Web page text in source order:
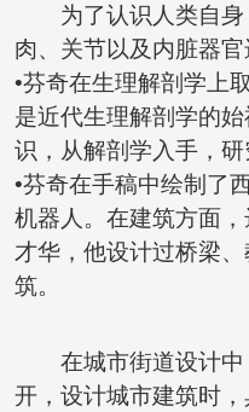
为了认识人类自
肉、关节以及内脏器
•芬奇在生理解剖学上
是近代生理解剖学的
识，从解剖学入手，
•芬奇在手稿中绘制了
机器人。在建筑方面
才华，他设计过桥梁
筑。
在城市街道设计
开，设计城市建筑时